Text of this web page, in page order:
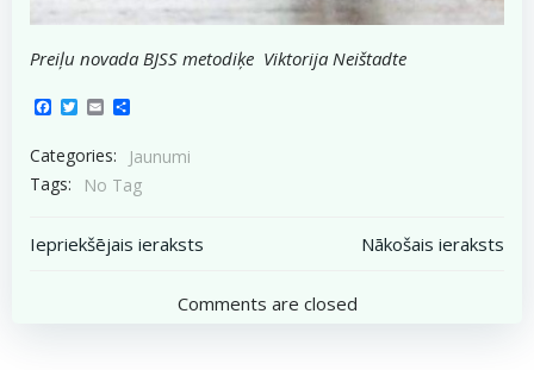
Preiļu novada BJSS metodiķe Viktorija Neištadte
Facebook
Twitter
Email
Categories:
Jaunumi
Tags:
No Tag
Post
navigation
Iepriekšējais ieraksts
navigation
Nākošais ieraksts
Comments are closed